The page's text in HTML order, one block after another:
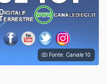
Fonte: Canale 10